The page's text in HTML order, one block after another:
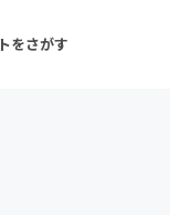
をさがす